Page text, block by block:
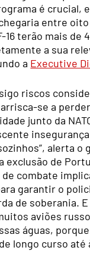
é crucial,
entre oito
16 terão mais de
a sua
a Executive
riscos
se a
junto da
alerta o
exclusão de
combate
garantir o
de soberania.
aviões
águas,
longo curso até